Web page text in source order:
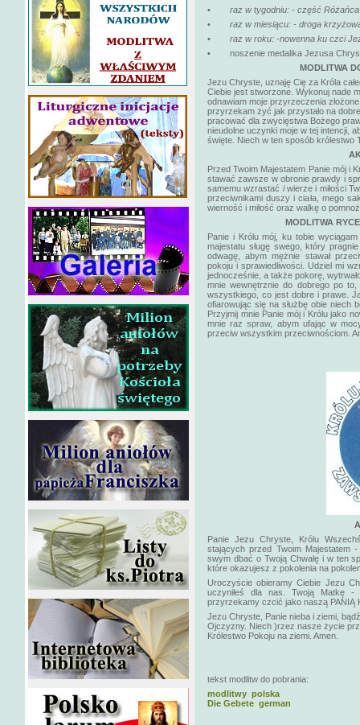
• raz w tygodniu: - część Różańca
• raz w miesiącu: - droga
• raz w roku: -nowenna ku czci
•
noszenie medalika Jezusa
MODLITWA
Jezu Chryste, uznaję Cię za Króla
Ciebie jest stworzone. Wykonuj nade
odnawiam moje przyrzeczenia
przyrzekam żyć jak przystało na
pracować dla zwycięstwa Bożego
nieudolne uczynki moje w tej intencji,
święte. Niech w ten sposób królestwo
Przed Twoim Majestatem Panie mój i
stawać zawsze w obronie prawdy i
samemu wzrastać iwierze i miłości
przeciwnikami duszy i ciała, mego
wierność i miłość oraz walkę o
MODLITWA
Panie i Królu mój, ku tobie wyciągam
majestatu sługę swego, który
odwagę, abym mężnie stawał
pokoju i sprawiedliwości. Udziel mi
jednocześnie, a także pokorę,
mnie wewnętrznie do dobrego po to,
wszystkiego, co jest dobre i prawe.
ofiarowując się na służbę obie niech
Przyjmij mnie Panie mój i Królu jako
mnie raz spraw, abym ufając w
przeciw wszystkim przeciwnościom.
Panie Jezu Chryste, Królu
stających przed Twoim Majestatem
swym dbać o Twoją Chwałę i w ten
które okazujesz z pokolenia na
Uroczyście obieramy Ciebie Jezu
uczyniłeś dla nas. Twoją Matkę -
przyrzekamy czcić jako naszą PANIĄ
Jezu Chryste, Panie nieba i ziemi,
Ojczyzny. Niech )rzez nasze życie
Królestwo Pokoju na ziemi. Amen.
tekst modlitw do pobrania:
modlitwy polska
Die Gebete german